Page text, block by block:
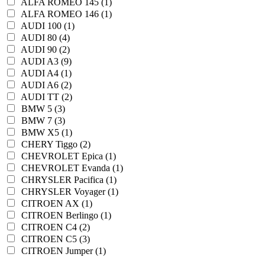
ALFA ROMEO 145 (1)
ALFA ROMEO 146 (1)
AUDI 100 (1)
AUDI 80 (4)
AUDI 90 (2)
AUDI A3 (9)
AUDI A4 (1)
AUDI A6 (2)
AUDI TT (2)
BMW 5 (3)
BMW 7 (3)
BMW X5 (1)
CHERY Tiggo (2)
CHEVROLET Epica (1)
CHEVROLET Evanda (1)
CHRYSLER Pacifica (1)
CHRYSLER Voyager (1)
CITROEN AX (1)
CITROEN Berlingo (1)
CITROEN C4 (2)
CITROEN C5 (3)
CITROEN Jumper (1)